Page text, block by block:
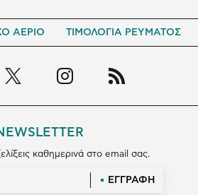
ΑΕΡΙΟ ΤΙΜΟΛΟΓΙΑ ΡΕΥΜΑΤΟΣ
καθημερινά στο email σας.
ΕΓΓΡΑΦΗ